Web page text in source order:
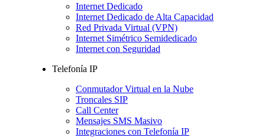
Internet Dedicado
Internet Dedicado de Alta Capacidad
Red Privada Virtual (VPN)
Internet Simétrico Semidedicado
Internet con Seguridad
Telefonía IP
Conmutador Virtual en la Nube
Troncales SIP
Call Center
Mensajes SMS Masivo
Integraciones con Telefonía IP